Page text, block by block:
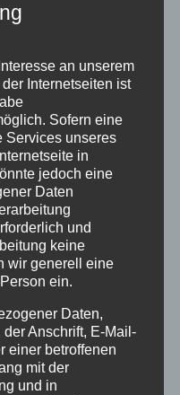
Eindrücken
sind. Bei der
steht das
und Schullebens
der näheren
slowakischen
ihres
gemeinsam an
Projekt, das
und
als auch die
fördern
die große
an unserem
Internetseiten ist
Sofern eine
Services unseres
in
jedoch eine
Daten
und
keine
wir generell eine
ein.
Daten,
Anschrift, E-Mail-
einer betroffenen
mit der
und in